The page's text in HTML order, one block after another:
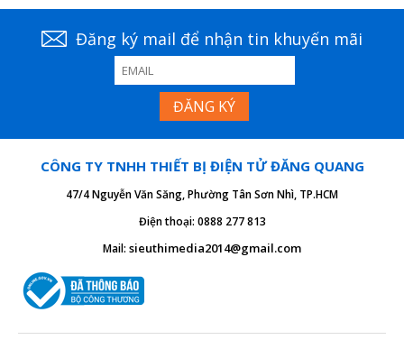
Đăng ký mail để nhận tin khuyến mãi
CÔNG TY TNHH THIẾT BỊ ĐIỆN TỬ ĐĂNG QUANG
47/4 Nguyễn Văn Săng, Phường Tân Sơn Nhì, TP.HCM
Điện thoại: 0888 277 813
Mail: sieuthimedia2014@gmail.com